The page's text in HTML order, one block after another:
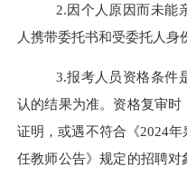
2.因个人原因而未能
人携带委托书和受委托人身
3.报考人员资格条件
认的结果为准。资格复审
证明，或遇不符合《2024年
任教师公告》规定的招聘